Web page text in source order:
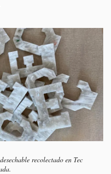
recolectado en Tec